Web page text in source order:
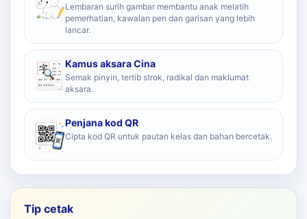
Lembaran surih gambar membantu anak melatih
pemerhatian, kawalan pen dan garisan yang lebih
lancar.
Kamus aksara Cina
Semak pinyin, tertib strok, radikal dan maklumat
aksara.
Penjana kod QR
Cipta kod QR untuk pautan kelas dan bahan bercetak.
Tip cetak